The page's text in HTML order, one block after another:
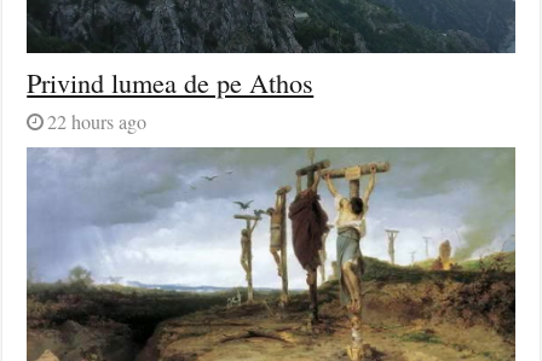
Privind lumea de pe Athos
22 hours ago